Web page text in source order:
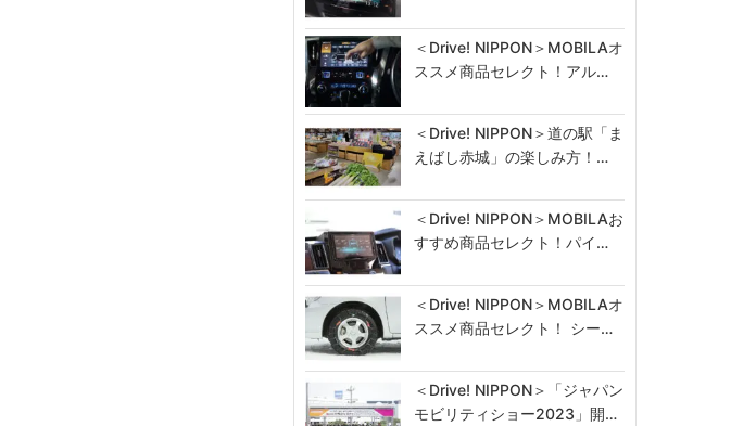
＜Drive! NIPPON＞MOBILAオ
ススメ商品セレクト！アル…
＜Drive! NIPPON＞道の駅「ま
えばし赤城」の楽しみ方！…
＜Drive! NIPPON＞MOBILAお
すすめ商品セレクト！パイ…
＜Drive! NIPPON＞MOBILAオ
ススメ商品セレクト！ シー…
＜Drive! NIPPON＞「ジャパン
モビリティショー2023」開…